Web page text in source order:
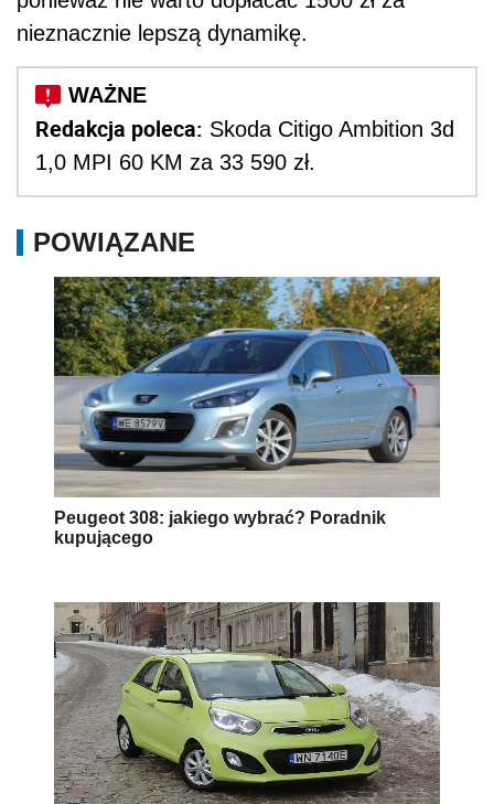
nieznacznie lepszą dynamikę.
Redakcja poleca: Skoda Citigo Ambition 3d
1,0 MPI 60 KM za 33 590 zł.
POWIĄZANE
Peugeot 308: jakiego wybrać? Poradnik
kupującego